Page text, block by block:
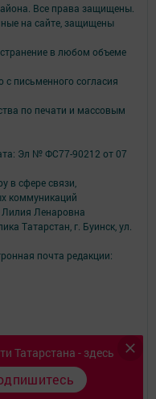
Татарстана - здесь
Все права защищены.
на сайте, защищены
в любом объеме
письменного согласия
по печати и массовым
Эл № ФС77-90212 от 07
в сфере связи,
коммуникаций
Лилия Ленаровна
Татарстан, г. Буинск, ул.
почта редакции:
персонализации сервисов и
настройках браузера.